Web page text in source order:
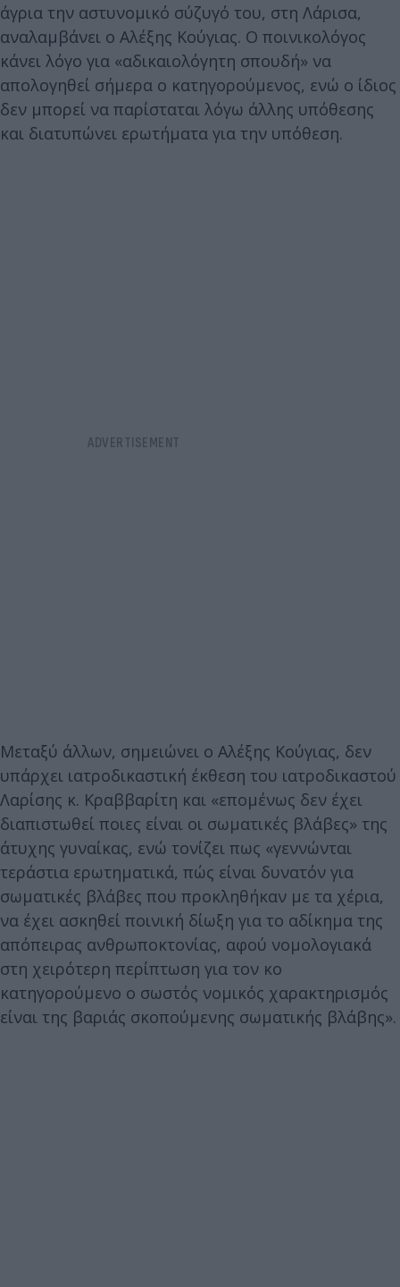
άγρια την αστυνομικό σύζυγό του, στη Λάρισα,
αναλαμβάνει ο Αλέξης Κούγιας. Ο ποινικολόγος
κάνει λόγο για «αδικαιολόγητη σπουδή» να
απολογηθεί σήμερα ο κατηγορούμενος, ενώ ο ίδιος
δεν μπορεί να παρίσταται λόγω άλλης υπόθεσης
και διατυπώνει ερωτήματα για την υπόθεση.
Μεταξύ άλλων, σημειώνει ο Αλέξης Κούγιας, δεν
υπάρχει ιατροδικαστική έκθεση του ιατροδικαστού
Λαρίσης κ. Κραββαρίτη και «επομένως δεν έχει
διαπιστωθεί ποιες είναι οι σωματικές βλάβες» της
άτυχης γυναίκας, ενώ τονίζει πως «γεννώνται
τεράστια ερωτηματικά, πώς είναι δυνατόν για
σωματικές βλάβες που προκληθήκαν με τα χέρια,
να έχει ασκηθεί ποινική δίωξη για το αδίκημα της
απόπειρας ανθρωποκτονίας, αφού νομολογιακά
στη χειρότερη περίπτωση για τον κο
κατηγορούμενο ο σωστός νομικός χαρακτηρισμός
είναι της βαριάς σκοπούμενης σωματικής βλάβης».